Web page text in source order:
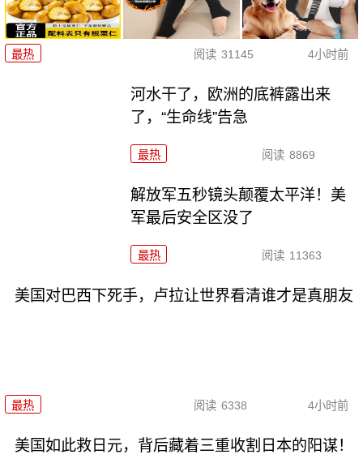
最热 阅读 31145 4小时前
河水干了，欧洲的底裤露出来
了，“生命线”告急
最热 阅读 8869
解放军五秒镜头颠覆太平洋！美
军最后安全区没了
最热 阅读 11363
美国对巴西下死手，卢拉让世界看清谁才是真朋友
最热 阅读 6338 4小时前
美国如此救日元，背后藏着三重收割日本的阳谋！